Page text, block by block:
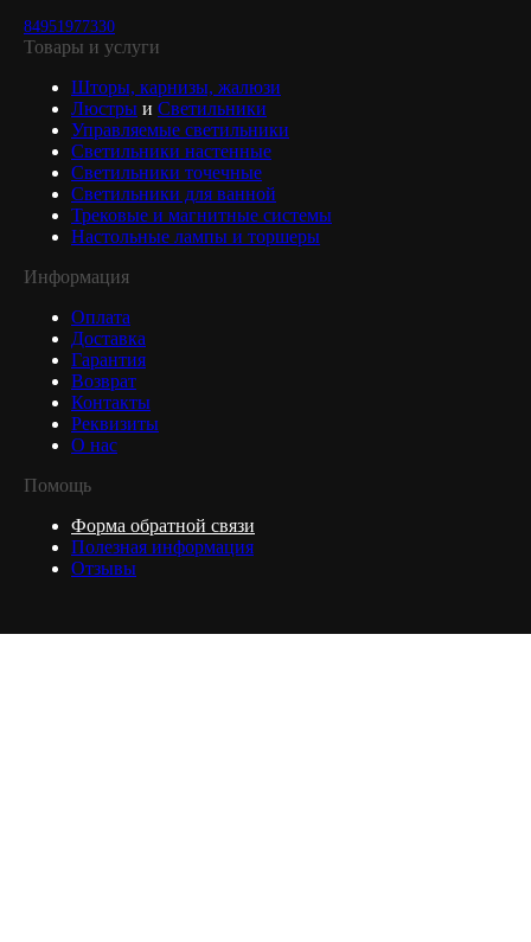
84951977330
Товары и услуги
Шторы, карнизы, жалюзи
Люстры и Светильники
Управляемые светильники
Светильники настенные
Светильники точечные
Светильники для ванной
Трековые и магнитные системы
Настольные лампы и торшеры
Информация
Оплата
Доставка
Гарантия
Возврат
Контакты
Реквизиты
О нас
Помощь
Форма обратной связи
Полезная информация
Отзывы